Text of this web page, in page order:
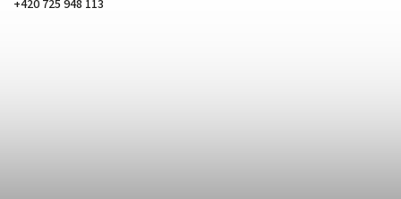
+420 725 948 113